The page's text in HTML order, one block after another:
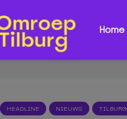
Home
HEADLINE NIEUWS TILBURG